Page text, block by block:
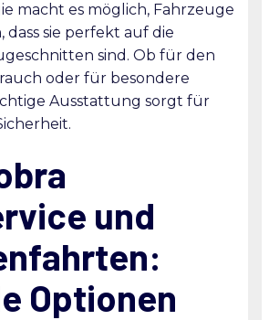
macht es möglich, Fahrzeuge
dass sie perfekt auf die
sind. Ob für den
oder für besondere
Ausstattung sorgt für
und
Optionen